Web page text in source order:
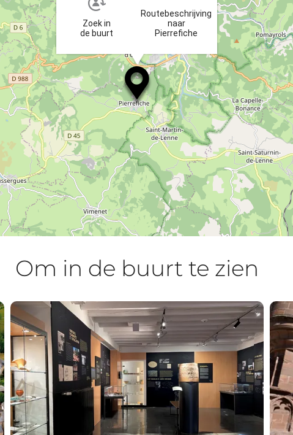
Zoek in
de buurt
Routebeschrijving
naar
Pierrefiche
Om in de buurt te zien